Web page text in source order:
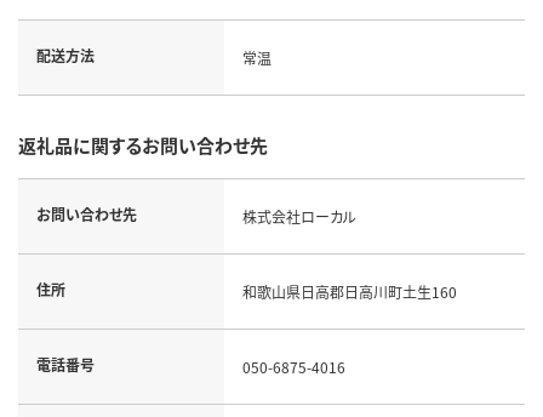
配送方法 常温
返礼品に関するお問い合わせ先
お問い合わせ先 株式会社ローカル
住所 和歌山県日高郡日高川町土生160
電話番号 050-6875-4016